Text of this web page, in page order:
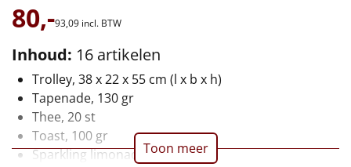
Mannen
Vrouwen
Duurzaam
80,-93,09 incl. BTW
Inhoud: 16 artikelen
Trolley, 38 x 22 x 55 cm (l x b x h)
Tapenade, 130 gr
Thee, 20 st
Toast, 100 gr
Sparkling limonade, 0,75 ltr
Toon meer